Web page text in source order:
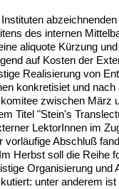
abzeichnenden
des internen
aliquote Kürzung
auf Kosten der
Realisierung von
konkretisiet und
zwischen März
Titel "Stein's
LektorInnen im
vorläufige Abschluß
Herbst soll die Reihe
Organisierung und
unter anderem